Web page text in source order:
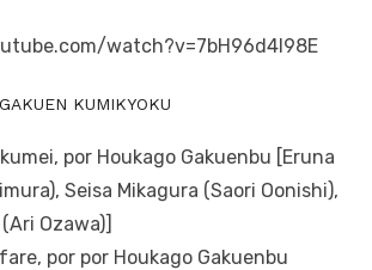
watch?v=7bH96d4I98E
KUMIKYOKU
por Houkago Gakuenbu [Eruna
Seisa Mikagura (Saori Oonishi),
Ozawa)]
por por Houkago Gakuenbu